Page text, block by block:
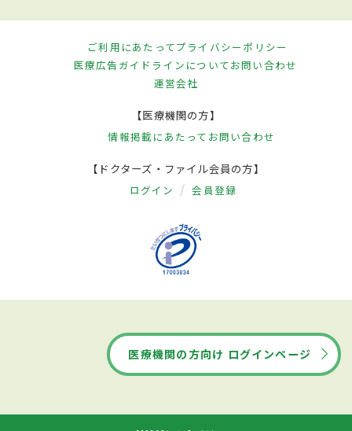
ご利用にあたってプライバシーポリシー
医療広告ガイドラインについてお問い合わせ
運営会社
【医療機関の方】
情報掲載にあたって お問い合わせ
【ドクターズ・ファイル会員の方】
ログイン 会員登録
医療機関の方向け ログインページ